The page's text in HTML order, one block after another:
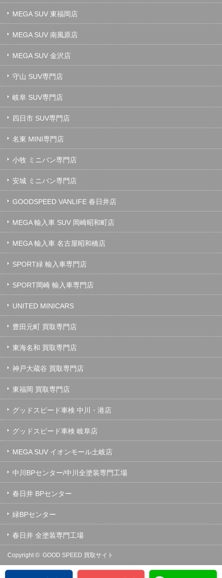
MEGA SUV 東福岡店
MEGA SUV 南風原店
MEGA SUV 金沢店
守山 SUV専門店
岐阜 SUV専門店
四日市 SUV専門店
名東 MINI専門店
小牧 ミニバン専門店
安城 ミニバン専門店
GOODSPEED VANLIFE 春日井店
MEGA 輸入車 SUV 岡崎昭和町店
MEGA 輸入車 名古屋昭和橋店
SPORT緑 輸入車専門店
SPORT岡崎 輸入車専門店
UNITED MINICARS
豊田元町 買取専門店
東海名和 買取専門店
神戸大蔵谷 買取専門店
東福岡 買取専門店
グッドスピード車検 中川・港店
グッドスピード車検 岐阜店
MEGA SUV イオンモール土岐店
中川BPセンター/中川全塗装専門工場
春日井 BPセンター
緑BPセンター
春日井 全塗装専門工場
Copyright © GOOD SPEED 買取サイト